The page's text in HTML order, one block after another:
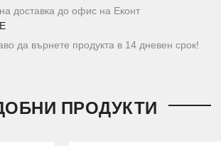
доставка до офис на Еконт
да върнете продукта в 14 дневен срок!
ПРОДУКТИ